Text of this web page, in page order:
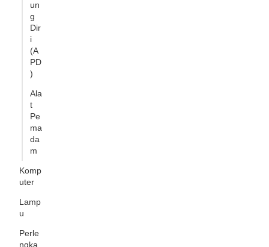
un
g
Dir
i
(A
PD
)
Ala
t
Pe
ma
da
m
Komp
uter
Lamp
u
Perle
ngka